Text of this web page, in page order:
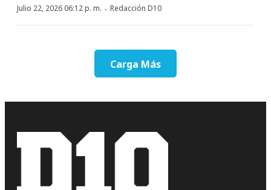
Julio 22, 2026 06:12 p. m. · Redacción D10
Carga Más